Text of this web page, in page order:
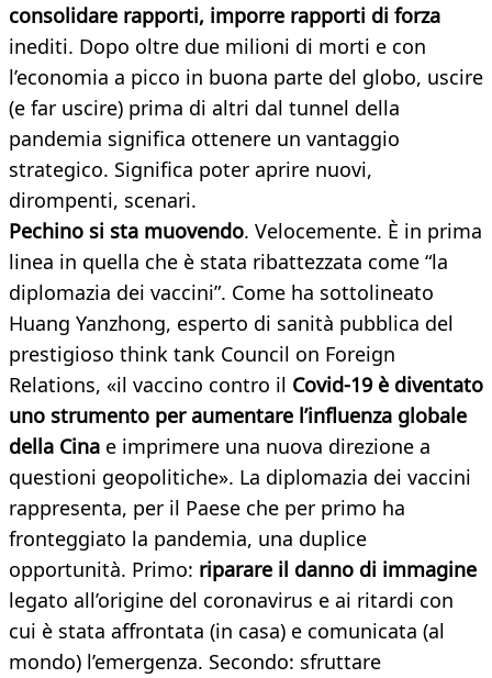
consolidare rapporti, imporre rapporti di forza
inediti. Dopo oltre due milioni di morti e con
l’economia a picco in buona parte del globo, uscire
(e far uscire) prima di altri dal tunnel della
pandemia significa ottenere un vantaggio
strategico. Significa poter aprire nuovi,
dirompenti, scenari.
Pechino si sta muovendo. Velocemente. È in prima
linea in quella che è stata ribattezzata come “la
diplomazia dei vaccini”. Come ha sottolineato
Huang Yanzhong, esperto di sanità pubblica del
prestigioso think tank Council on Foreign
Relations, «il vaccino contro il Covid-19 è diventato
uno strumento per aumentare l’influenza globale
della Cina e imprimere una nuova direzione a
questioni geopolitiche». La diplomazia dei vaccini
rappresenta, per il Paese che per primo ha
fronteggiato la pandemia, una duplice
opportunità. Primo: riparare il danno di immagine
legato all’origine del coronavirus e ai ritardi con
cui è stata affrontata (in casa) e comunicata (al
mondo) l’emergenza. Secondo: sfruttare